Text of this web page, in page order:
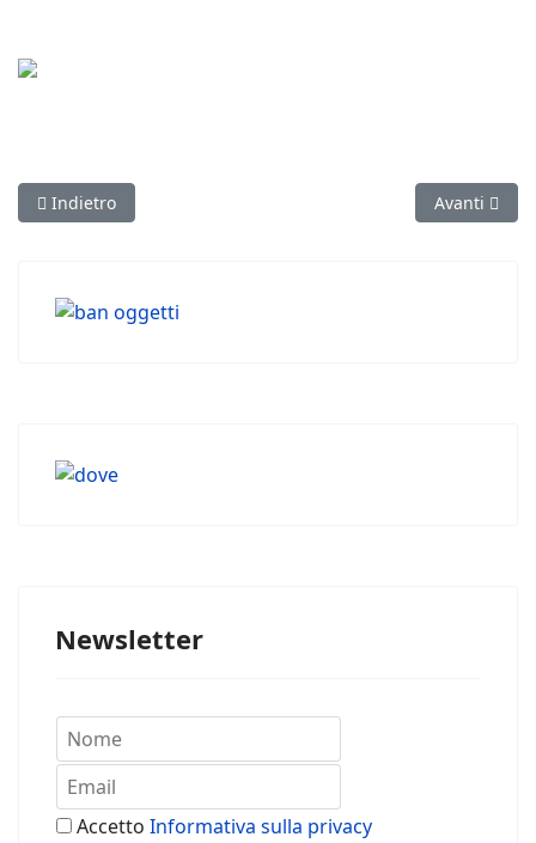
Articolo precedente: Finalmente Francia!
Indietro Articolo
Avanti
Newsletter
Accetto Informativa sulla privacy